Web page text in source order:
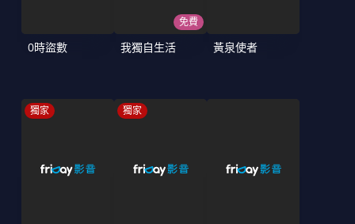
0時盜數
免費
我獨自生活 黃泉使者
獨家 獨家